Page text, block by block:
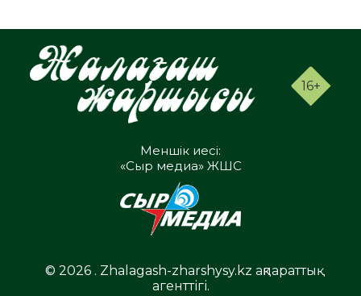
16+
Меншік иесі:
«Сыр медиа» ЖШС
© 2026 . Zhalagash-zharshysy.kz ақпараттық
агенттігі.